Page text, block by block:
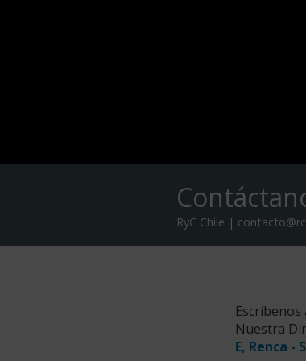
RyC Chile |
Escríbenos
Nuestra
E, Renca -